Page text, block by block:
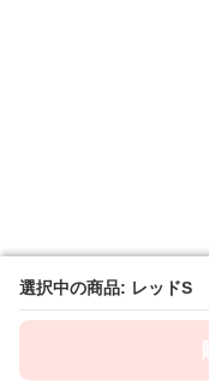
選択中の商品: レッドS
選択中の商品: レッドS